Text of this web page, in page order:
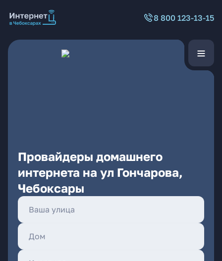
8 800 123-13-15
Провайдеры домашнего
интернета на ул Гончарова,
Чебоксары